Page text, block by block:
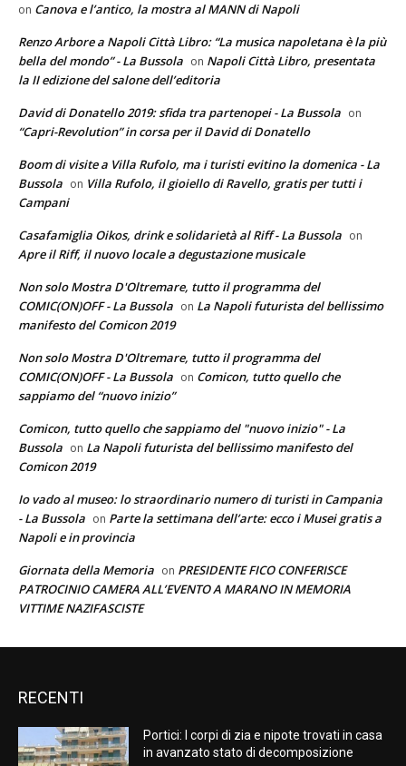
on Canova e l’antico, la mostra al MANN di Napoli
Renzo Arbore a Napoli Città Libro: “La musica napoletana è la più
bella del mondo” - La Bussola on Napoli Città Libro, presentata
la II edizione del salone dell’editoria
David di Donatello 2019: sfida tra partenopei - La Bussola on
“Capri-Revolution” in corsa per il David di Donatello
Boom di visite a Villa Rufolo, ma i turisti evitino la domenica - La
Bussola on Villa Rufolo, il gioiello di Ravello, gratis per tutti i
Campani
Casafamiglia Oikos, drink e solidarietà al Riff - La Bussola on
Apre il Riff, il nuovo locale a degustazione musicale
Non solo Mostra D'Oltremare, tutto il programma del
COMIC(ON)OFF - La Bussola on La Napoli futurista del bellissimo
manifesto del Comicon 2019
Non solo Mostra D'Oltremare, tutto il programma del
COMIC(ON)OFF - La Bussola on Comicon, tutto quello che
sappiamo del “nuovo inizio”
Comicon, tutto quello che sappiamo del "nuovo inizio" - La
Bussola on La Napoli futurista del bellissimo manifesto del
Comicon 2019
Io vado al museo: lo straordinario numero di turisti in Campania
- La Bussola on Parte la settimana dell’arte: ecco i Musei gratis a
Napoli e in provincia
Giornata della Memoria on PRESIDENTE FICO CONFERISCE
PATROCINIO CAMERA ALL’EVENTO A MARANO IN MEMORIA
VITTIME NAZIFASCISTE
RECENTI
Portici: I corpi di zia e nipote trovati in casa
in avanzato stato di decomposizione